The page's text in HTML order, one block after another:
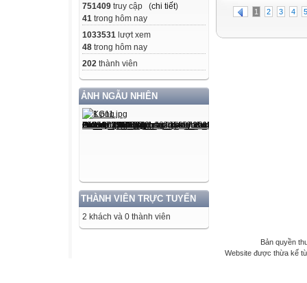
751409 truy cập (chi tiết)
41 trong hôm nay
1033531 lượt xem
48 trong hôm nay
202 thành viên
ẢNH NGẪU NHIÊN
THÀNH VIÊN TRỰC TUYẾN
2 khách và 0 thành viên
1 2 3 4 5
Bản quyền
Website được thừa kế